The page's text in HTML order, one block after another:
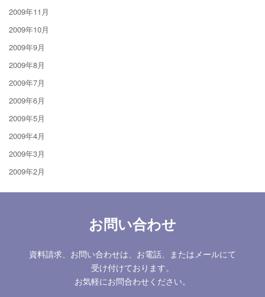
2009年11月
2009年10月
2009年9月
2009年8月
2009年7月
2009年6月
2009年5月
2009年4月
2009年3月
2009年2月
お問い合わせ
資料請求、お問い合わせは、お電話、またはメールにて
受け付けております。
お気軽にお問合わせください。